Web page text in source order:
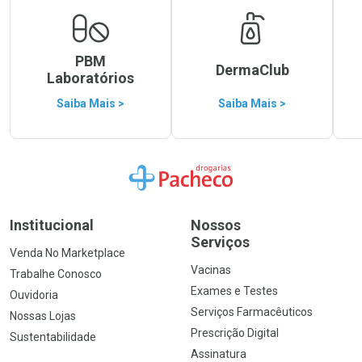
PBM
Laboratórios
Saiba Mais >
DermaClub
Saiba Mais >
Ir para a Home
Institucional
Venda No Marketplace
Trabalhe Conosco
Ouvidoria
Nossas Lojas
Sustentabilidade
Nossos
Serviços
Vacinas
Exames e Testes
Serviços Farmacêuticos
Prescrição Digital
Assinatura